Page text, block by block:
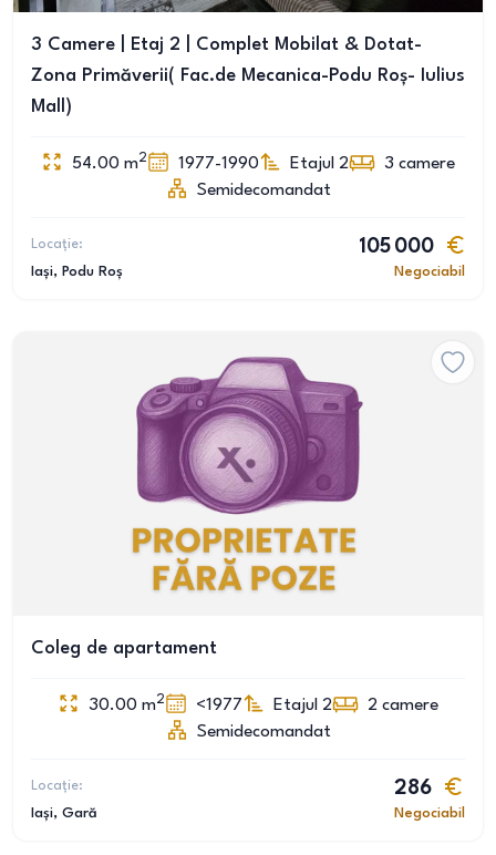
3 Camere | Etaj 2 | Complet Mobilat & Dotat-
Zona Primăverii( Fac.de Mecanica-Podu Roș- Iulius
Mall)
54.00 m2 1977-1990 Etajul 2 3 camere
Semidecomandat
Locație:
Iași, Podu Roș
105 000
Negociabil
Coleg de apartament
30.00 m2 <1977 Etajul 2 2 camere
Semidecomandat
Locație:
Iași, Gară
286
Negociabil